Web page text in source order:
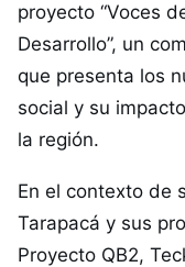
proyecto “Voces
Desarrollo”, un
que presenta los
social y su
la región.
En el contexto de
Tarapacá y sus
Proyecto QB2,